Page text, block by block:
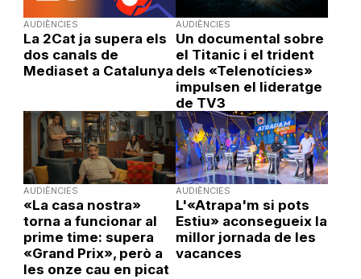
AUDIÈNCIES
La 2Cat ja supera els
dos canals de
Mediaset a Catalunya
AUDIÈNCIES
Un documental sobre
el Titanic i el trident
dels «Telenotícies»
impulsen el lideratge
de TV3
AUDIÈNCIES
«La casa nostra»
torna a funcionar al
prime time: supera
«Grand Prix», però a
les onze cau en picat
AUDIÈNCIES
L'«Atrapa'm si pots
Estiu» aconsegueix la
millor jornada de les
vacances